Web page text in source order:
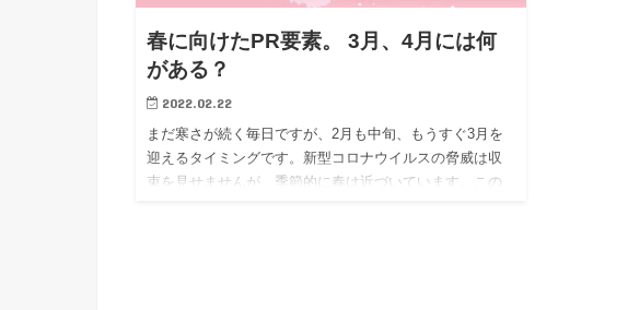
春に向けたPR要素。 3月、4月には何
がある？
2022.02.22
まだ寒さが続く毎日ですが、2月も中旬、もうすぐ3月を
迎えるタイミングです。新型コロナウイルスの脅威は収
束を見せませんが、季節的に春は近づいています。この